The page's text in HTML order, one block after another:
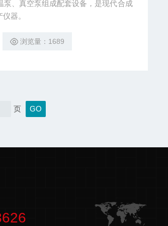
、真空泵组成配套设备，是现代合成
器。
浏览量：1689
页